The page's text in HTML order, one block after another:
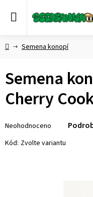
DomůSemena konopí
Semena
Cherry
hodnocení
produktu
Neohodnoceno
Kód: Zvolte variantu